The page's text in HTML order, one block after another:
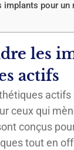
implants pour un
les
actifs
ceux qui
conçus
tout en